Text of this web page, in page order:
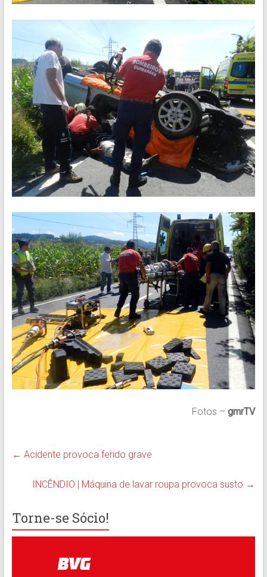
Fotos –gmrTV
← Acidente provoca ferido grave
INCÊNDIO | Máquina de lavar roupa provoca susto →
Torne-se Sócio!